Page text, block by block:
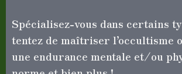
Spécialisez-vous dans certains
tentez de maîtriser l’occultisme
une endurance mentale et/ou